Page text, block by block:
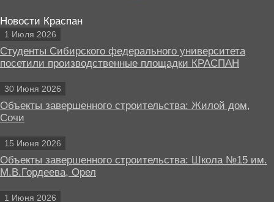
Новости Краспан
1 Июля 2026
Студенты Сибирского федерального университета
посетили производственные площадки КРАСПАН
30 Июня 2026
Объекты завершенного строительства: Жилой дом,
Сочи
15 Июня 2026
Объекты завершенного строительства: Школа №15 им.
М.В.Гордеева, Орел
1 Июня 2026